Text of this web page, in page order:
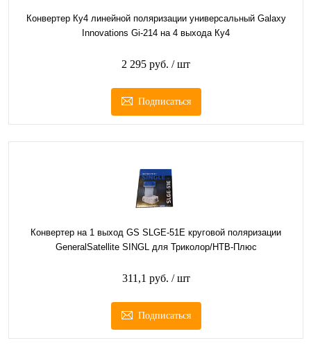
Конвертер Ку4 линейной поляризации универсальный Galaxy
Innovations Gi-214 на 4 выхода Ку4
2 295 руб. / шт
Подписаться
Конвертер на 1 выход GS SLGE-51E круговой поляризации
GeneralSatellite SINGL для Триколор/НТВ-Плюс
311,1 руб. / шт
Подписаться